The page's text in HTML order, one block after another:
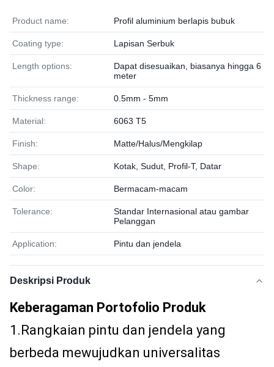
Product name: Profil aluminium berlapis bubuk
Coating type: Lapisan Serbuk
Length options:
Dapat disesuaikan, biasanya hingga 6
meter
Thickness range: 0.5mm - 5mm
Material: 6063 T5
Finish: Matte/Halus/Mengkilap
Shape: Kotak, Sudut, Profil-T, Datar
Color: Bermacam-macam
Tolerance:
Standar Internasional atau gambar
Pelanggan
Application: Pintu dan jendela
Deskripsi Produk
Keberagaman Portofolio Produk
1.Rangkaian pintu dan jendela yang
berbeda mewujudkan universalitas